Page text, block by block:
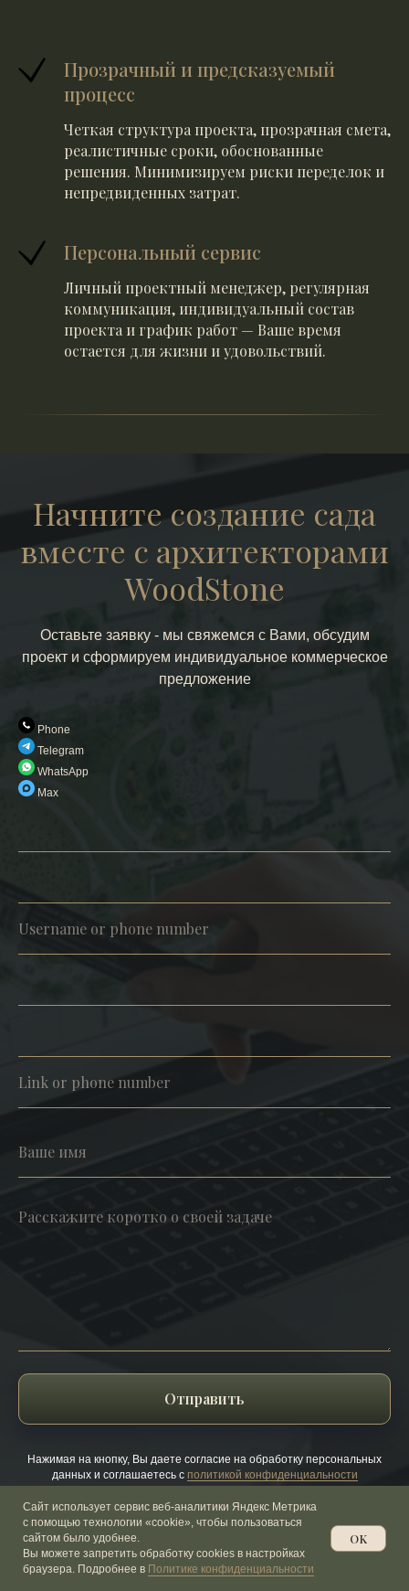
Заказать звонок
Сайт использует сервис веб-аналитики Яндекс Метрика
с помощью технологии «cookie», чтобы пользоваться
сайтом было удобнее.
Вы можете запретить обработку cookies в настройках
браузера. Подробнее в Политике конфиденциальности
OK
Прозрачный и предсказуемый
процесс
Четкая структура проекта, прозрачная смета,
реалистичные сроки, обоснованные
решения. Минимизируем риски переделок и
непредвиденных затрат.
Персональный сервис
Личный проектный менеджер, регулярная
коммуникация, индивидуальный состав
проекта и график работ — Ваше время
остается для жизни и удовольствий.
Начните создание сада
вместе с архитекторами
WoodStone
Оставьте заявку - мы свяжемся с Вами, обсудим
проект и сформируем индивидуальное коммерческое
предложение
Phone
Telegram
WhatsApp
Max
Отправить
Нажимая на кнопку, Вы даете согласие на обработку персональных
данных и соглашаетесь c политикой конфиденциальности